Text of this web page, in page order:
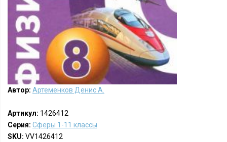
Автор: Артеменков Денис А.
Артикул: 1426412
Серия: Сферы 1-11 классы
SKU: VV1426412